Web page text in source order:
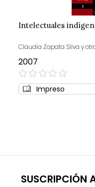
Intelectuales
Claudia Zapata Silva y
2007
0%
Impreso
SUSCRIPCIÓN